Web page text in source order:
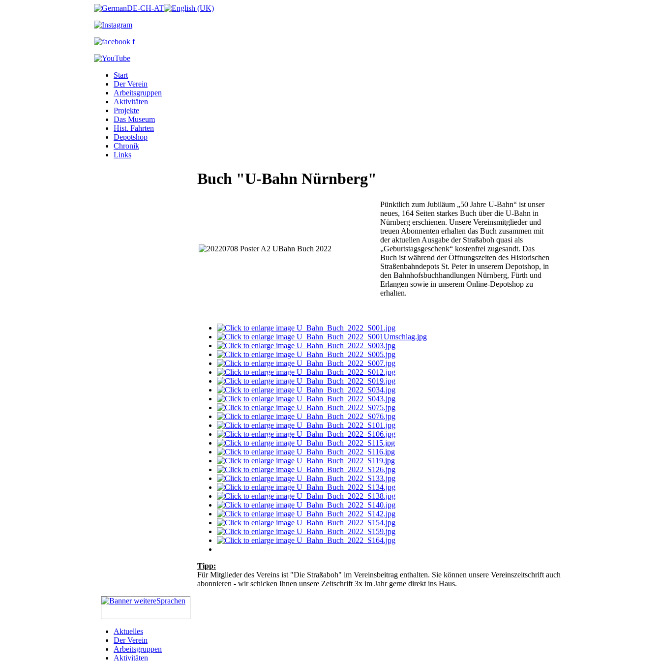
Start
Der Verein
Arbeitsgruppen
Aktivitäten
Projekte
Das Museum
Hist. Fahrten
Depotshop
Chronik
Links
Buch "U-Bahn Nürnberg"
Pünktlich zum Jubiläum „50 Jahre U-Bahn“ ist unser
neues, 164 Seiten starkes Buch über die U-Bahn in
Nürnberg erschienen. Unsere Vereinsmitglieder und
treuen Abonnenten erhalten das Buch zusammen mit
der aktuellen Ausgabe der Straßaboh quasi als
„Geburtstagsgeschenk“ kostenfrei zugesandt. Das
Buch ist während der Öffnungszeiten des Historischen
Straßenbahndepots St. Peter in unserem Depotshop, in
den Bahnhofsbuchhandlungen Nürnberg, Fürth und
Erlangen sowie in unserem Online-Depotshop zu
erhalten.
Tipp:
Für Mitglieder des Vereins ist "Die Straßaboh" im Vereinsbeitrag enthalten. Sie können unsere Vereinszeitschrift auch
abonnieren - wir schicken Ihnen unsere Zeitschrift 3x im Jahr gerne direkt ins Haus.
Aktuelles
Der Verein
Arbeitsgruppen
Aktivitäten